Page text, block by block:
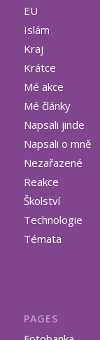
EU
Islám
Kraj
Krátce
Mé akce
Mé články
Napsali jinde
Napsali o mně
Nezařazené
Reakce
Školství
Technologie
Témata
PAGES